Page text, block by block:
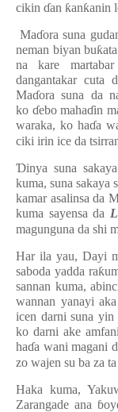
cikin ɗan ƙanƙanin
Maɗora suna
neman biyan buƙ
na kare
dangantakar cuta
Maɗora suna da
ko ɗebo mahaɗin
waraka, ko haɗa
ciki irin ice da
Ɗinya suna
kuma, suna sakaya
kamar asalinsa da
kuma sayensa da
magunguna da shi
Har ila yau, Dayi
saboda yadda raƙ
sannan kuma,
wannan yanayi
icen darni suna yin
ko darni ake
haɗa wani magani
zo wajen su ba za
Haka kuma,
Zarangade ana ɓ